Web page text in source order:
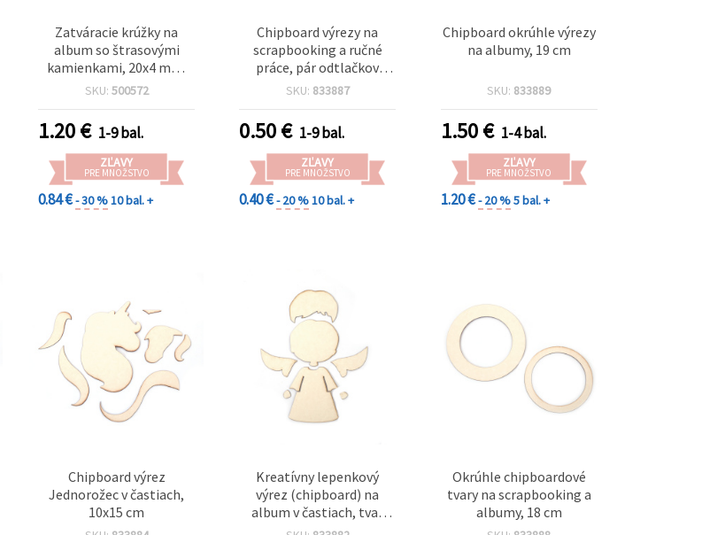
Zatváracie krúžky na
album so štrasovými
kamienkami, 20x4 mm,
vnútorný priemer 12 mm,
SKU: 500572
1.20€ 1-9 bal.
ZĽAVY
PRE MNOŽSTVO
0.84 €- 30 %10 bal. +
Chipboard výrezy na
scrapbooking a ručné
práce, pár odtlačkov
chodidiel, 7x4 cm
SKU: 833887
0.50€ 1-9 bal.
ZĽAVY
PRE MNOŽSTVO
0.40 €- 20 %10 bal. +
Chipboard okrúhle výrezy
na albumy, 19 cm
SKU: 833889
1.50€ 1-4 bal.
ZĽAVY
PRE MNOŽSTVO
1.20 €- 20 %5 bal. +
Chipboard výrez
Jednorožec v častiach,
10x15 cm
Kreatívny lepenkový
výrez (chipboard) na
album v častiach, tvar
anjela, 14x15 cm
Okrúhle chipboardové
tvary na scrapbooking a
albumy, 18 cm